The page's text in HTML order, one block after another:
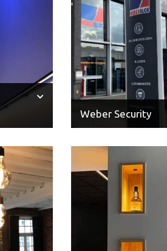
Weber Security